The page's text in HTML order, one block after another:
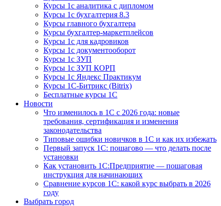
Курсы 1с аналитика с дипломом
Курсы 1с бухгалтерия 8.3
Курсы главного бухгалтера
Курсы бухгалтер-маркетплейсов
Курсы 1с для кадровиков
Курсы 1с документооборот
Курсы 1с ЗУП
Курсы 1с ЗУП КОРП
Курсы 1с Яндекс Практикум
Курсы 1С-Битрикс (Bitrix)
Бесплатные курсы 1С
Новости
Что изменилось в 1С с 2026 года: новые
требования, сертификация и изменения
законодательства
Типовые ошибки новичков в 1С и как их избежать
Первый запуск 1С: пошагово — что делать после
установки
Как установить 1С:Предприятие — пошаговая
инструкция для начинающих
Сравнение курсов 1С: какой курс выбрать в 2026
году
Выбрать город